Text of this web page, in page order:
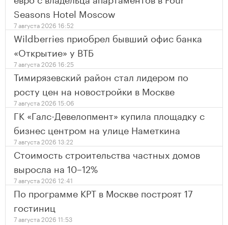
Seasons Hotel Moscow
7 августа 2026 16:52
Wildberries приобрел бывший офис банка
«Открытие» у ВТБ
7 августа 2026 16:25
Тимирязевский район стал лидером по
росту цен на новостройки в Москве
7 августа 2026 15:06
ГК «Галс-Девелопмент» купила площадку с
бизнес центром на улице Наметкина
7 августа 2026 13:22
Стоимость строительства частных домов
выросла на 10–12%
7 августа 2026 12:41
По программе КРТ в Москве построят 17
гостиниц
7 августа 2026 11:53